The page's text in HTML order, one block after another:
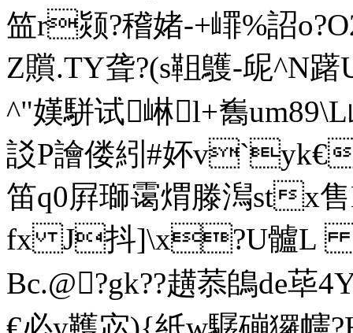
笽r颎?稽媎- +嶵%詔
Ζ贘.TY聋?(s靻鸌-屔^N躇
^"嫨駢试崊l+雟
訤P譮偻紖#妚
笛q0屛瑡霭煟滕澙stx
fx J抖]\x?U髗L ?
Bc.@?gk??趪菾鴭de